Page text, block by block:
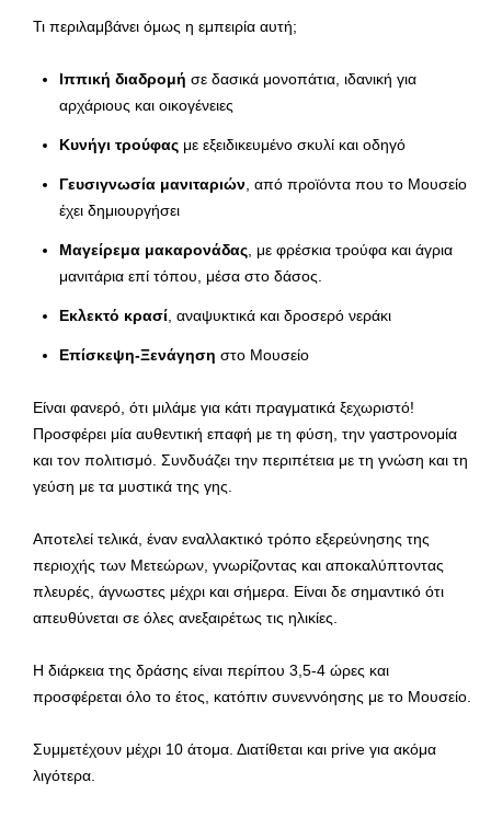
Τι περιλαμβάνει όμως η εμπειρία αυτή;
Ιππική διαδρομή σε δασικά μονοπάτια, ιδανική για
αρχάριους και οικογένειες
Κυνήγι τρούφας με εξειδικευμένο σκυλί και οδηγό
Γευσιγνωσία μανιταριών , από προϊόντα που το Μουσείο
έχει δημιουργήσει
Μαγείρεμα μακαρονάδας , με φρέσκια τρούφα και άγρια
μανιτάρια επί τόπου, μέσα στο δάσος.
Εκλεκτό κρασί , αναψυκτικά και δροσερό νεράκι
Επίσκεψη-Ξενάγηση στο Μουσείο
Είναι φανερό, ότι μιλάμε για κάτι πραγματικά ξεχωριστό!
Προσφέρει μία αυθεντική επαφή με τη φύση, την γαστρονομία
και τον πολιτισμό. Συνδυάζει την περιπέτεια με τη γνώση και τη
γεύση με τα μυστικά της γης.
Αποτελεί τελικά, έναν εναλλακτικό τρόπο εξερεύνησης της
περιοχής των Μετεώρων, γνωρίζοντας και αποκαλύπτοντας
πλευρές, άγνωστες μέχρι και σήμερα. Είναι δε σημαντικό ότι
απευθύνεται σε όλες ανεξαιρέτως τις ηλικίες.
Η διάρκεια της δράσης είναι περίπου 3,5-4 ώρες και
προσφέρεται όλο το έτος, κατόπιν συνεννόησης με το Μουσείο.
Συμμετέχουν μέχρι 10 άτομα. Διατίθεται και prive για ακόμα
λιγότερα.